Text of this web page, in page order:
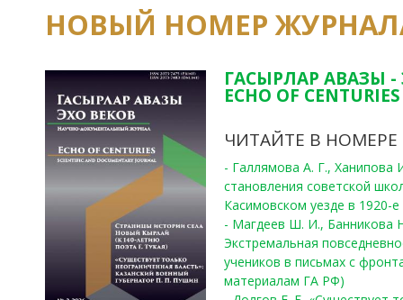
НОВЫЙ НОМЕР
ГАСЫРЛАР АВАЗЫ -
ECHO OF
ЧИТАЙТЕ В НОМЕРЕ
- Галлямова А. Г.,
становления советской
Касимовском уезде в 1920-е
- Магдеев Ш. И., Банникова
Экстремальная
учеников в письмах с
материалам ГА РФ)